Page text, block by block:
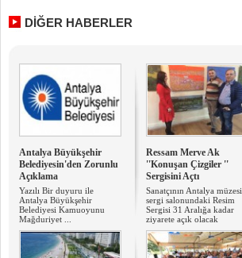
DİĞER HABERLER
Antalya Büyükşehir
Belediyesin'den Zorunlu
Açıklama
Yazılı Bir duyuru ile
Antalya Büyükşehir
Belediyesi Kamuoyunu
Mağduriyet ...
Ressam Merve Ak
''Konuşan Çizgiler ''
Sergisini Açtı
Sanatçının Antalya müzesi
sergi salonundaki Resim
Sergisi 31 Aralığa kadar
ziyarete açık olacak